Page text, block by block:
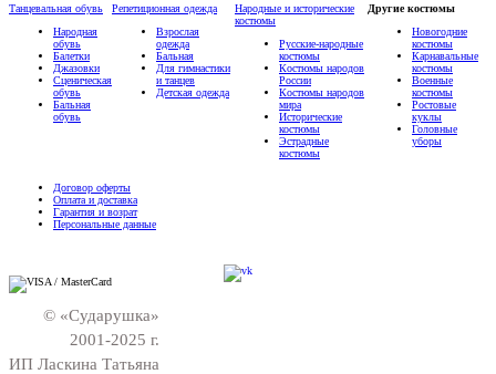
Танцевальная обувь
Народная
обувь
Балетки
Джазовки
Сценическая
обувь
Бальная
обувь
Репетиционная одежда
Взрослая
одежда
Бальная
Для гимнастики
и танцев
Детская одежда
Народные и исторические
костюмы
Русские-народные
костюмы
Костюмы народов
России
Костюмы народов
мира
Исторические
костюмы
Эстрадные
костюмы
Другие костюмы
Новогодние
костюмы
Карнавальные
костюмы
Военные
костюмы
Ростовые
куклы
Головные
уборы
Договор оферты
Оплата и доставка
Гарантия и возрат
Персональные данные
© «Сударушка»
2001-2025 г.
ИП Ласкина Татьяна